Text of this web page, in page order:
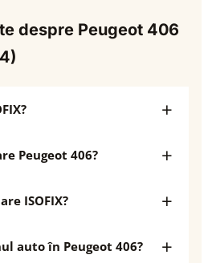
despre Peugeot 406
Peugeot 406?
ISOFIX?
auto în Peugeot 406?